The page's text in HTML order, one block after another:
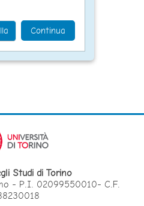
Continua
Studi di Torino
- P.I. 02099550010- C.F.